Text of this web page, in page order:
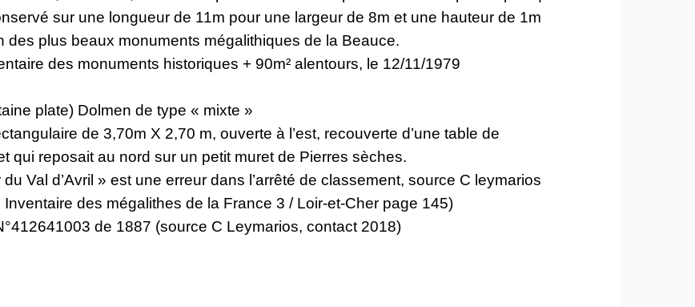
sur une longueur de 11m pour une largeur de 8m et une hauteur de 1m
des plus beaux monuments mégalithiques de la Beauce.
des monuments historiques + 90m² alentours, le 12/11/1979
plate) Dolmen de type « mixte »
de 3,70m X 2,70 m, ouverte à l’est, recouverte d’une table de
qui reposait au nord sur un petit muret de Pierres sèches.
Val d’Avril » est une erreur dans l’arrêté de classement, source C leymarios
des mégalithes de la France 3 / Loir-et-Cher page 145)
de 1887 (source C Leymarios, contact 2018)